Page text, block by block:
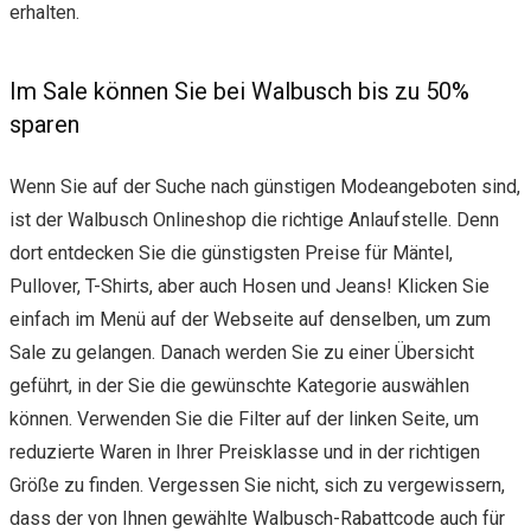
erhalten.
Im Sale können Sie bei Walbusch bis zu 50%
sparen
Wenn Sie auf der Suche nach günstigen Modeangeboten sind,
ist der Walbusch Onlineshop die richtige Anlaufstelle. Denn
dort entdecken Sie die günstigsten Preise für Mäntel,
Pullover, T-Shirts, aber auch Hosen und Jeans! Klicken Sie
einfach im Menü auf der Webseite auf denselben, um zum
Sale zu gelangen. Danach werden Sie zu einer Übersicht
geführt, in der Sie die gewünschte Kategorie auswählen
können. Verwenden Sie die Filter auf der linken Seite, um
reduzierte Waren in Ihrer Preisklasse und in der richtigen
Größe zu finden. Vergessen Sie nicht, sich zu vergewissern,
dass der von Ihnen gewählte Walbusch-Rabattcode auch für